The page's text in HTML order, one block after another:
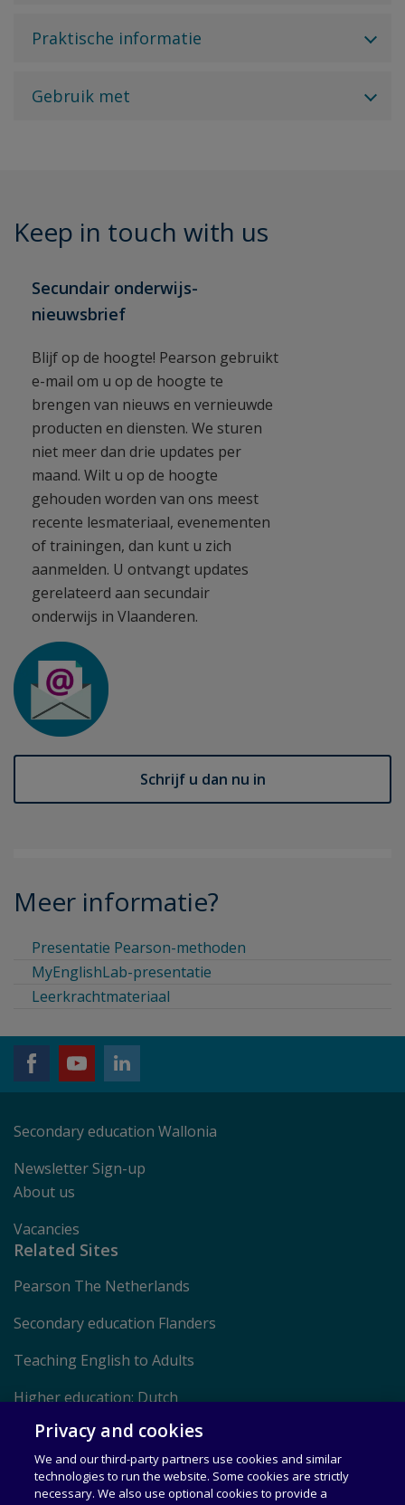
Praktische informatie
Gebruik met
Keep in touch with us
Secundair onderwijs-
nieuwsbrief
Blijf op de hoogte! Pearson gebruikt
e-mail om u op de hoogte te
brengen van nieuws en vernieuwde
producten en diensten. We sturen
niet meer dan drie updates per
maand. Wilt u op de hoogte
gehouden worden van ons meest
recente lesmateriaal, evenementen
of trainingen, dan kunt u zich
aanmelden. U ontvangt updates
gerelateerd aan secundair
onderwijs in Vlaanderen.
Schrijf u dan nu in
Meer informatie?
Presentatie Pearson-methoden
MyEnglishLab-presentatie
Leerkrachtmateriaal
Secondary education Wallonia
Newsletter Sign-up
About us
Vacancies
Related Sites
Pearson The Netherlands
Secondary education Flanders
Teaching English to Adults
Higher education: Dutch
Higher education: English
Privacy Notice
Privacy and cookies
We and our third-party partners use cookies and similar
technologies to run the website. Some cookies are strictly
necessary. We also use optional cookies to provide a